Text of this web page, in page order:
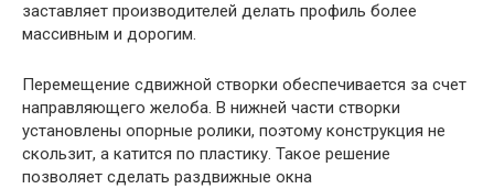
заставляет производителей делать профиль более
массивным и дорогим.
Перемещение сдвижной створки обеспечивается за счет
направляющего желоба. В нижней части створки
установлены опорные ролики, поэтому конструкция не
скользит, а катится по пластику. Такое решение
позволяет сделать раздвижные окна